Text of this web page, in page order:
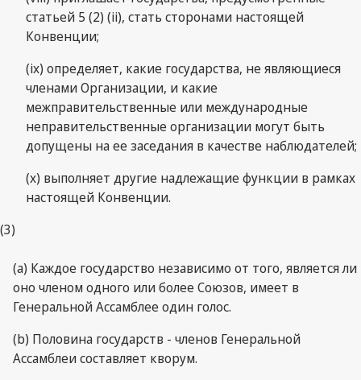
статьей 5 (2) (ii), стать сторонами настоящей
Конвенции;
(ix) определяет, какие государства, не являющиеся
членами Организации, и какие
межправительственные или международные
неправительственные организации могут быть
допущены на ее заседания в качестве наблюдателей;
(x) выполняет другие надлежащие функции в рамках
настоящей Конвенции.
(3)
(a) Каждое государство независимо от того, является ли
оно членом одного или более Союзов, имеет в
Генеральной Ассамблее один голос.
(b) Половина государств - членов Генеральной
Ассамблеи составляет кворум.